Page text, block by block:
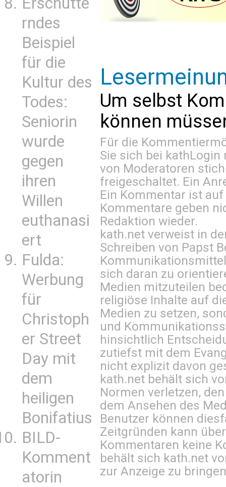
rndes
Beispiel
für die
Kultur des
Todes:
Seniorin
wurde
gegen
ihren
Willen
euthanasi
ert
Fulda:
Werbung
für
Christoph
er Street
Day mit
dem
heiligen
Bonifatius
BILD-
Komment
atorin
Um selbst
können
Für die
Sie sich bei kathLogin
von Moderatoren
freigeschaltet. Ein
Ein Kommentar ist
Kommentare geben
Redaktion wieder.
kath.net verweist in
Schreiben von Papst
sich daran zu
Medien mitzuteilen
religiöse Inhalte auf
Medien zu setzen,
und
hinsichtlich
zutiefst mit dem
nicht explizit davon
kath.net behält sich
Normen verletzen,
dem Ansehen des
Benutzer können
Zeitgründen kann
Kommentaren keine
behält sich kath.net
zur Anzeige zu